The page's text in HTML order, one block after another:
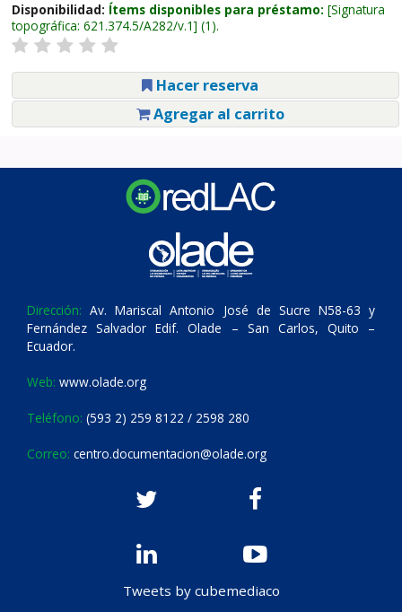
Disponibilidad: Ítems disponibles para préstamo: Signatura
topográfica: 621.374.5/A282/v.1 (1).
Hacer reserva
Agregar al carrito
Dirección: Av. Mariscal Antonio José de Sucre N58-63 y
Fernández Salvador Edif. Olade – San Carlos, Quito –
Ecuador.
Web: www.olade.org
Teléfono: (593 2) 259 8122 / 2598 280
Correo: centro.documentacion@olade.org
Tweets by cubemediaco